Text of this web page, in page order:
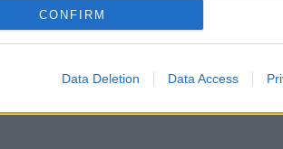
CONFIRM
Data Deletion Data Access